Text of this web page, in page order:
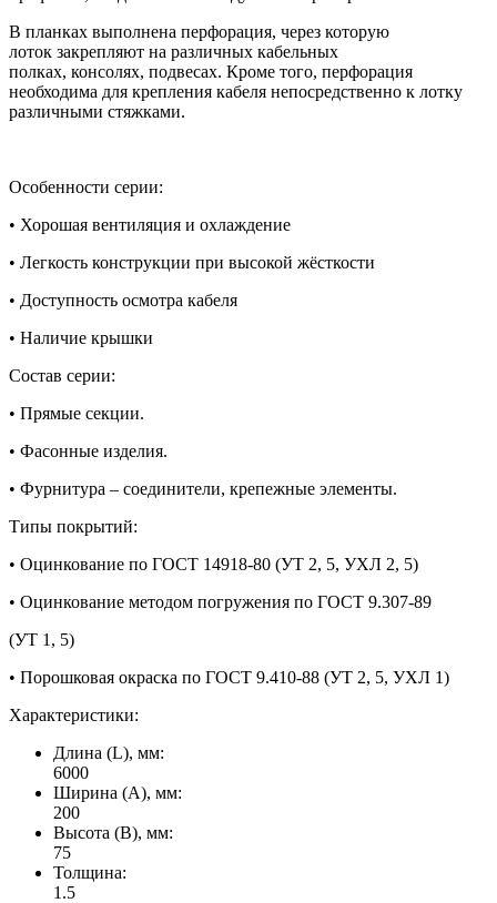
В планках выполнена перфорация, через которую
лоток закрепляют на различных кабельных
полках, консолях, подвесах. Кроме того, перфорация
необходима для крепления кабеля непосредственно к лотку
различными стяжками.
Особенности серии:
• Хорошая вентиляция и охлаждение
• Легкость конструкции при высокой жёсткости
• Доступность осмотра кабеля
• Наличие крышки
Состав серии:
• Прямые секции.
• Фасонные изделия.
• Фурнитура – соединители, крепежные элементы.
Типы покрытий:
• Оцинкование по ГОСТ 14918-80 (УТ 2, 5, УХЛ 2, 5)
• Оцинкование методом погружения по ГОСТ 9.307-89
(УТ 1, 5)
• Порошковая окраска по ГОСТ 9.410-88 (УТ 2, 5, УХЛ 1)
Характеристики:
Длина (L), мм:
6000
Ширина (А), мм:
200
Высота (В), мм:
75
Толщина:
1.5